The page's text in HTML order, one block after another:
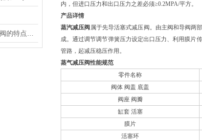
内，但进口压力和出口压力之差必须≥0.2MPA/平方。
产品详情
蒸汽减压阀 属于先导活塞式减压阀。由主阀和导阀两
成。通过调节调节弹簧压力设定出口压力、利用膜片
管路，起减压稳压作用。
蒸气减压阀性能规范
零件名称
阀体 阀盖 底盖
阀座 阀瓣
缸套 活塞
膜片
活塞环